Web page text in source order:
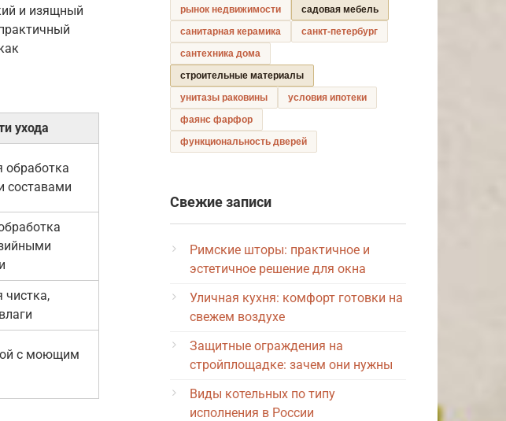
и изящный
ухода
обработка
составами
чистка,
с моющим
рынок недвижимости
садовая мебель
санитарная керамика
санкт-петербург
сантехника дома
строительные материалы
унитазы раковины
условия ипотеки
фаянс фарфор
функциональность дверей
Свежие записи
Римские шторы: практичное и
эстетичное решение для окна
Уличная кухня: комфорт готовки на
свежем воздухе
Защитные ограждения на
стройплощадке: зачем они нужны
Виды котельных по типу
исполнения в России